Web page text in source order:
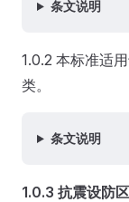
条文说明
1.0.2 本标准适
类。
条文说明
1.0.3 抗震设防